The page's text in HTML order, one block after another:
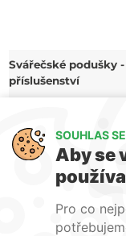
Svářečské podušky
příslušenství
Hitzeschutz
und
Isoliertechnik
GmbH, SRN
skladem
SOUHLAS
Aby se
Pro co